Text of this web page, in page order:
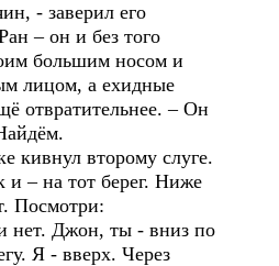
- заверил его
– он и без того
большим носом и
лицом, а ехидные
отвратительнее. – Он
кивнул второму слуге.
и – на тот берег. Ниже
Посмотри:
нет. Джон, ты - вниз по
Я - вверх. Через